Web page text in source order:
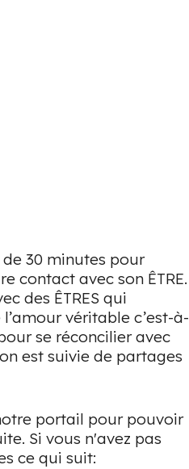
30 minutes pour
contact avec son ÊTRE.
des ÊTRES qui
véritable c’est-à-
se réconcilier avec
est suivie de partages
portail pour pouvoir
Si vous n'avez pas
ce qui suit: